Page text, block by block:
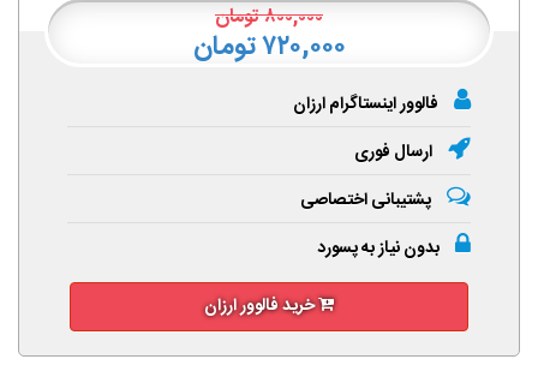
۸۰۰,۰۰۰تومان
۷۲۰,۰۰۰ تومان
فالوور اینستاگرام ارزان
ارسال فوری
پشتیبانی اختصاصی
بدون نیاز به پسورد
خرید فالوور ارزان